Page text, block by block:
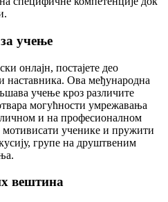
учење
онлајн, постајете део
наставника. Ова међународна
учење кроз различите
могућности умрежавања
и на професионалном
мотивисати ученике и пружити
групе на друштвеним
вештина